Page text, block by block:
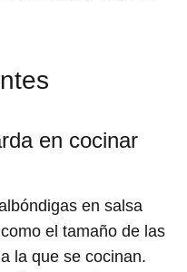
en cocinar
en salsa
el tamaño de las
la que se cocinan.